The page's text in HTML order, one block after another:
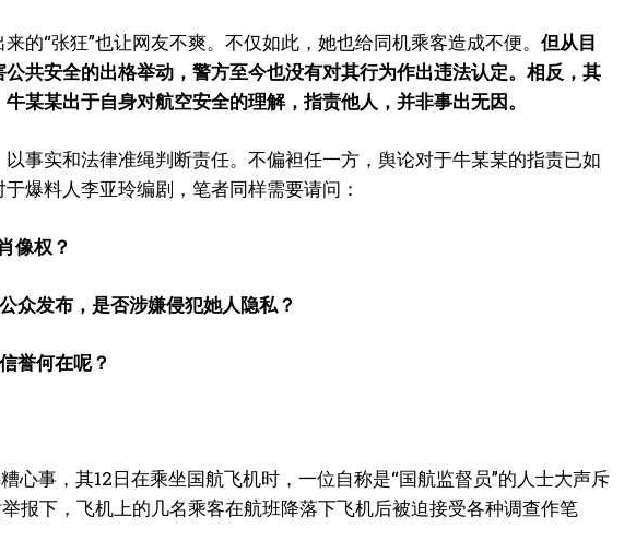
的“张狂”也让网友不爽。不仅如此，她也给同机乘客造成不便。 但从目
共安全的出格举动，警方至今也没有对其行为作出违法认定。相反，其
某某出于自身对航空安全的理解，指责他人，并非事出无因。
事实和法律准绳判断责任。不偏袒任一方，舆论对于牛某某的指责已如
爆料人李亚玲编剧，笔者同样需要请问：
像权？
众发布，是否涉嫌侵犯她人隐私？
誉何在呢？
心事，其12日在乘坐国航飞机时，一位自称是“国航监督员”的人士大声斥
报下，飞机上的几名乘客在航班降落下飞机后被迫接受各种调查作笔